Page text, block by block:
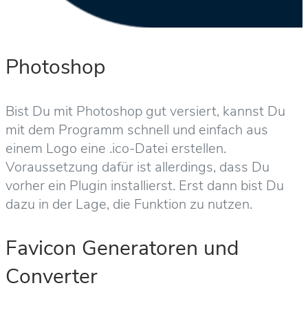
Photoshop
Bist Du mit Photoshop gut versiert, kannst Du
mit dem Programm schnell und einfach aus
einem Logo eine .ico-Datei erstellen.
Voraussetzung dafür ist allerdings, dass Du
vorher ein Plugin installierst. Erst dann bist Du
dazu in der Lage, die Funktion zu nutzen.
Favicon Generatoren und
Converter